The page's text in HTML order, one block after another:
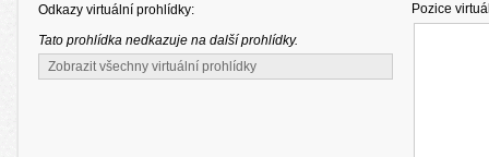
Odkazy virtuální prohlídky: Pozice
Tato prohlídka nedkazuje na další prohlídky.
Zobrazit všechny virtuální prohlídky